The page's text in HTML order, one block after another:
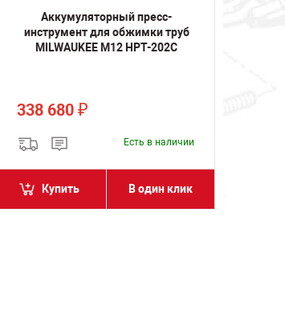
Аккумуляторный пресс-
инструмент для обжимки труб
MILWAUKEE M12 HPT-202C
338 680₽
Есть в наличии
Купить В один клик